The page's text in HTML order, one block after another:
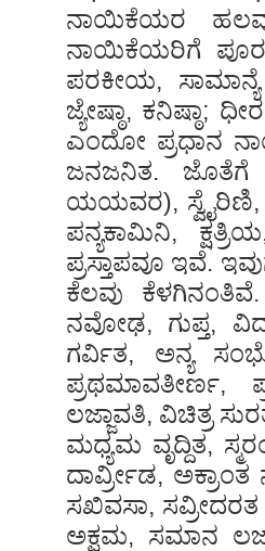
ನಾಯಿಕೆಯರ
ನಾಯಿಕೆಯರಿಗೆ
ಪರಕೀಯ,
ಜ್ಯೇಷ್ಠಾ, ಕನಿಷ್ಠಾ;
ಎಂದೋ ಪ್ರಧಾನ
ಜನಜನಿತ. ಜೊತೆಗೆ
ಯಯವರ), ಸ್ವೈರಿಣಿ,
ಪನ್ಯಕಾಮಿನಿ,
ಪ್ರಸ್ತಾಪವೂ ಇವೆ.
ಕೆಲವು
ನವೋಢ, ಗುಪ್ತ,
ಗರ್ವಿತ, ಅನ್ಯ
ಪ್ರಥಮಾವತೀರ್ಣ,
ಲಜ್ಜಾವತಿ, ವಿಚಿತ್ರ
ಮಧ್ಯಮ ವೃದ್ದಿತ,
ದಾರ್ವ್ರೀಡ,
ಸಖಿವಸಾ,
ಅಕ್ಷಮ, ಸಮಾನ